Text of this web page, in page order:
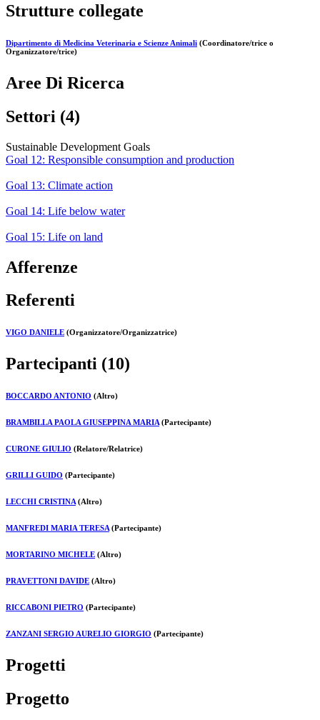
Strutture collegate
Dipartimento di Medicina Veterinaria e Scienze Animali (Coordinatore/trice o
Organizzatore/trice)
Aree Di Ricerca
Settori (4)
Sustainable Development Goals
Goal 12: Responsible consumption and production
Goal 13: Climate action
Goal 14: Life below water
Goal 15: Life on land
Afferenze
Referenti
VIGO DANIELE (Organizzatore/Organizzatrice)
Partecipanti (10)
BOCCARDO ANTONIO (Altro)
BRAMBILLA PAOLA GIUSEPPINA MARIA (Partecipante)
CURONE GIULIO (Relatore/Relatrice)
GRILLI GUIDO (Partecipante)
LECCHI CRISTINA (Altro)
MANFREDI MARIA TERESA (Partecipante)
MORTARINO MICHELE (Altro)
PRAVETTONI DAVIDE (Altro)
RICCABONI PIETRO (Partecipante)
ZANZANI SERGIO AURELIO GIORGIO (Partecipante)
Progetti
Progetto